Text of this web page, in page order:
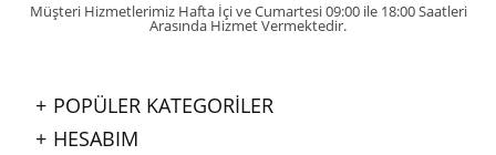
Müşteri Hizmetlerimiz Hafta İçi ve Cumartesi 09:00 ile 18:00 Saatleri
Arasında Hizmet Vermektedir.
POPÜLER KATEGORİLER
HESABIM